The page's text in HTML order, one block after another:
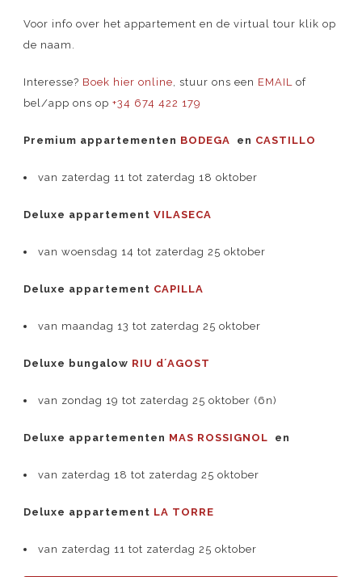
Voor info over het appartement en de virtual tour klik op
de naam.
Interesse? Boek hier online, stuur ons een EMAIL of
bel/app ons op+34 674 422 179
Premium appartementen BODEGA en CASTILLO
van zaterdag 11 tot zaterdag 18 oktober
Deluxe appartementVILASECA
van woensdag 14 tot zaterdag 25 oktober
Deluxe appartement CAPILLA
van maandag 13 tot zaterdag 25 oktober
Deluxe bungalow RIU d´AGOST
van zondag 19 tot zaterdag 25 oktober (6n)
Deluxe appartementen MAS ROSSIGNOL en
van zaterdag 18 tot zaterdag 25 oktober
Deluxe appartement LA TORRE
van zaterdag 11 tot zaterdag 25 oktober